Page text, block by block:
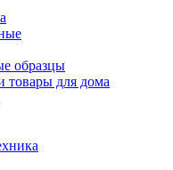
образцы
товары для дома